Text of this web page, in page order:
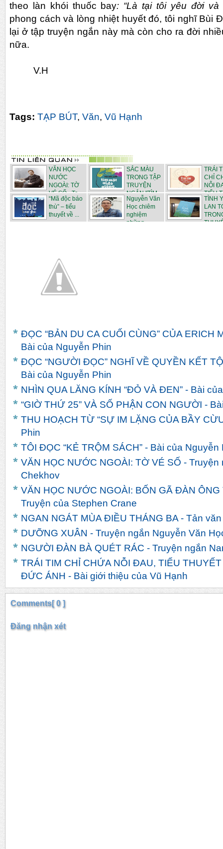
theo làn khói thuốc bay: “Là tại tôi yêu đời
phong cách và lòng nhiệt huyết đó, tôi nghĩ Bùi
lại ở tập truyện ngắn này mà còn cho ra đời
nữa.
V.H
Tags: TẠP BÚT, Văn, Vũ Hạnh
VĂN HỌC
NƯỚC
NGOÀI: TỜ
VÉ SỐ - Tr...
SẮC MÀU
TRONG TẬP
TRUYỆN
NGẮN "TÌM
...
TRÁI
CHỈ
NỖI
TIỂU
“Mã độc báo
thù” – tiểu
thuyết về ...
Nguyễn Văn
Học chiêm
nghiệm
những ...
TÌNH
LAN
ĐỌC “BẢN DU CA CUỐI CÙNG” CỦA ERICH
Bài của Nguyễn Phin
ĐỌC “NGƯỜI ĐỌC” NGHĨ VỀ QUYỀN KẾT
Bài của Nguyễn Phin
NHÌN QUA LĂNG KÍNH “ĐỎ VÀ ĐEN” - Bài
“GIỜ THỨ 25” VÀ SỐ PHẬN CON NGƯỜI -
THU HOẠCH TỪ “SỰ IM LẶNG CỦA BẦY
Phin
TÔI ĐỌC “KẺ TRỘM SÁCH” - Bài của Nguyễn
VĂN HỌC NƯỚC NGOÀI: TỜ VÉ SỐ - Truyện
Chekhov
VĂN HỌC NƯỚC NGOÀI: BỐN GÃ ĐÀN
Truyện của Stephen Crane
NGAN NGÁT MÙA ĐIỀU THÁNG BA - Tản
DƯỠNG XUÂN - Truyện ngắn Nguyễn Văn
NGƯỜI ĐÀN BÀ QUÉT RÁC - Truyện ngắn
TRÁI TIM CHỈ CHỨA NỖI ĐAU, TIỂU
ĐỨC ÁNH - Bài giới thiệu của Vũ Hạnh
Comments[ 0 ]
Đăng nhận xét